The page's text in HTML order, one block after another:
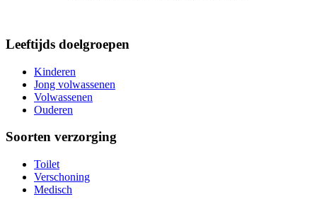
Leeftijds doelgroepen
Kinderen
Jong volwassenen
Volwassenen
Ouderen
Soorten verzorging
Toilet
Verschoning
Medisch